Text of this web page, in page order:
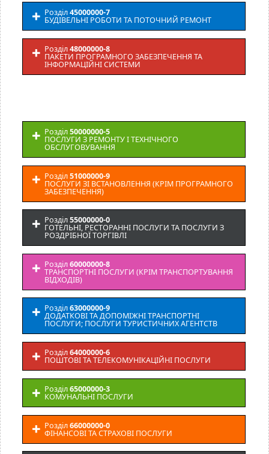
Розділ45000000-7
БУДІВЕЛЬНІ РОБОТИ ТА ПОТОЧНИЙ РЕМОНТ
Розділ48000000-8
ПАКЕТИ ПРОГРАМНОГО ЗАБЕЗПЕЧЕННЯ ТА
ІНФОРМАЦІЙНІ СИСТЕМИ
Розділ50000000-5
ПОСЛУГИ З РЕМОНТУ І ТЕХНІЧНОГО
ОБСЛУГОВУВАННЯ
Розділ51000000-9
ПОСЛУГИ ЗІ ВСТАНОВЛЕННЯ (КРІМ ПРОГРАМНОГО
ЗАБЕЗПЕЧЕННЯ)
Розділ55000000-0
ГОТЕЛЬНІ, РЕСТОРАННІ ПОСЛУГИ ТА ПОСЛУГИ З
РОЗДРІБНОЇ ТОРГІВЛІ
Розділ60000000-8
ТРАНСПОРТНІ ПОСЛУГИ (КРІМ ТРАНСПОРТУВАННЯ
ВІДХОДІВ)
Розділ63000000-9
ДОДАТКОВІ ТА ДОПОМІЖНІ ТРАНСПОРТНІ
ПОСЛУГИ; ПОСЛУГИ ТУРИСТИЧНИХ АГЕНТСТВ
Розділ64000000-6
ПОШТОВІ ТА ТЕЛЕКОМУНІКАЦІЙНІ ПОСЛУГИ
Розділ65000000-3
КОМУНАЛЬНІ ПОСЛУГИ
Розділ66000000-0
ФІНАНСОВІ ТА СТРАХОВІ ПОСЛУГИ